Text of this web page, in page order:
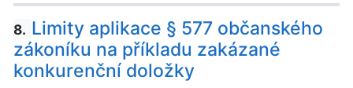
8. Limity aplikace § 577 občanského
zákoníku na příkladu zakázané
konkurenční doložky